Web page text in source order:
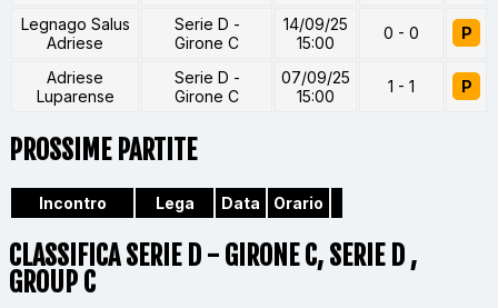
Legnago Salus
Adriese
Serie D -
Girone C
14/09/25
15:00
0 - 0 P
Adriese
Luparense
Serie D -
Girone C
07/09/25
15:00
1 - 1 P
PROSSIME PARTITE
Incontro Lega Data Orario
CLASSIFICA SERIE D - GIRONE C, SERIE D ,
GROUP C